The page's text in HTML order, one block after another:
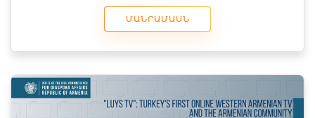
ՄԱՆՐԱՄԱՍՆ